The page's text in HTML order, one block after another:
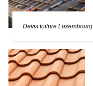
Devis toiture Luxembourg